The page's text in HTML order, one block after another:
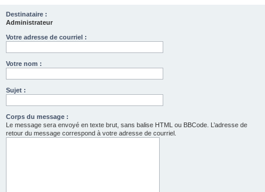
Destinataire :
Administrateur
Votre adresse de courriel :
Votre nom :
Sujet :
Corps du message :
Le message sera envoyé en texte brut, sans balise HTML ou BBCode. L’adresse de
retour du message correspond à votre adresse de courriel.